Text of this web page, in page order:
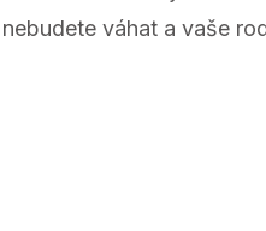
váhat a vaše